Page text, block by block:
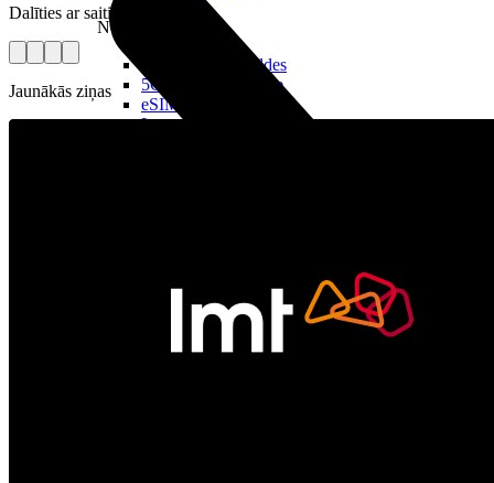
Noderīgi
Jautājumi un atbildes
5G pārklājuma karte
eSIM tehnoloģija
Līgumi un noteikumi
Dalīties ar saiti
Jaunākās ziņas